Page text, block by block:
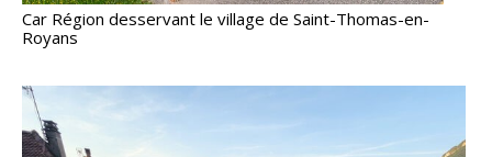
Car Région desservant le village de Saint-Thomas-en-
Royans